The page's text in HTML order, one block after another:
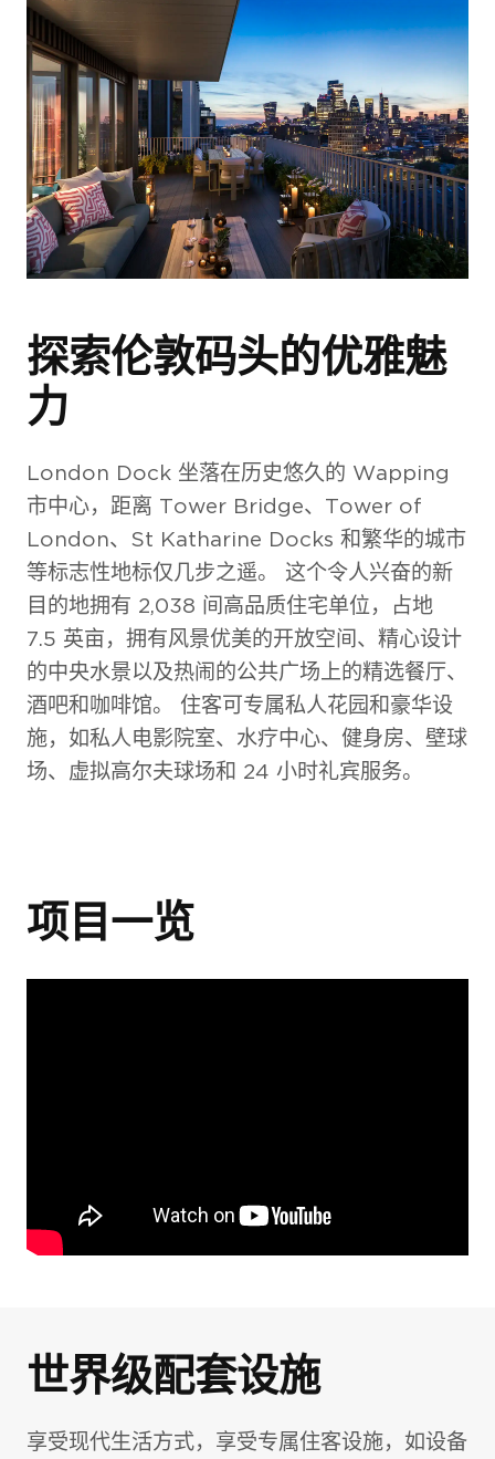
探索伦敦码头的优雅魅
力
London Dock 坐落在历史悠久的 Wapping
市中心，距离 Tower Bridge、Tower of
London、St Katharine Docks 和繁华的城市
等标志性地标仅几步之遥。 这个令人兴奋的新
目的地拥有 2,038 间高品质住宅单位，占地
7.5 英亩，拥有风景优美的开放空间、精心设计
的中央水景以及热闹的公共广场上的精选餐厅、
酒吧和咖啡馆。 住客可专属私人花园和豪华设
施，如私人电影院室、水疗中心、健身房、壁球
场、虚拟高尔夫球场和 24 小时礼宾服务。
项目一览
世界级配套设施
享受现代生活方式，享受专属住客设施，如设备
外观 2 卧室公寓
外观